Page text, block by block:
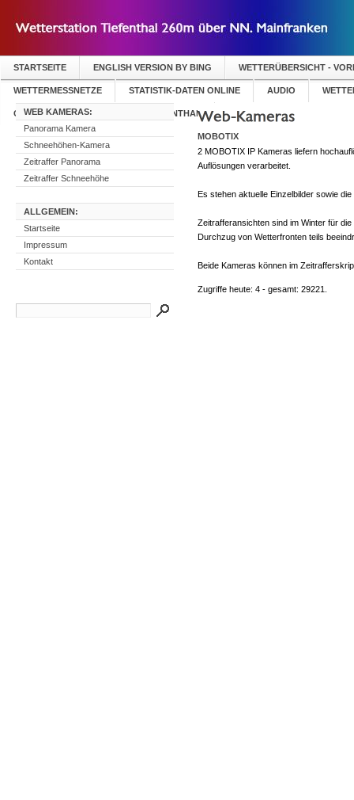
STARTSEITE ENGLISH VERSION BY BING WETTERÜBERSICHT -
WETTERMESSNETZE STATISTIK-DATEN ONLINE AUDIO
GÄSTEBUCH WETTERSTATION TIEFENTHAL
WEB KAMERAS:
Panorama Kamera
Schneehöhen-Kamera
Zeitraffer Panorama
Zeitraffer Schneehöhe
ALLGEMEIN:
Startseite
Impressum
Kontakt
MOBOTIX
2 MOBOTIX IP Kameras liefern
Auflösungen verarbeitet.
Es stehen aktuelle Einzelbilder sowie
Zeitrafferansichten sind im Winter für
Durchzug von Wetterfronten teils
Beide Kameras können im
Zugriffe heute: 4 - gesamt: 29221.